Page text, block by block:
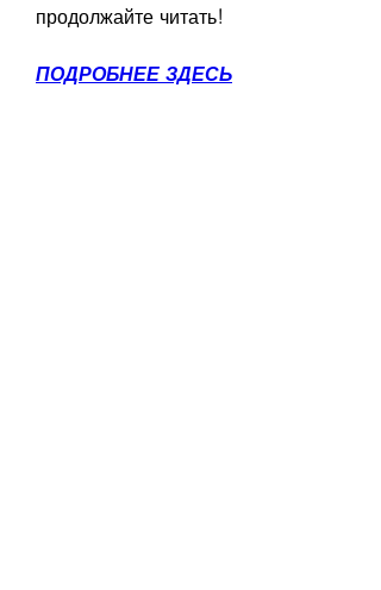
продолжайте читать!
ПОДРОБНЕЕ ЗДЕСЬ